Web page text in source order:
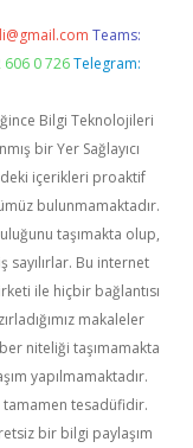
Teams:
0 726 Telegram:
Bilgi Teknolojileri
bir Yer Sağlayıcı
içerikleri proaktif
bulunmamaktadır.
taşımakta olup,
Bu internet
ile hiçbir bağlantısı
makaleler
niteliği taşımamakta
yapılmamaktadır.
tesadüfidir.
bir bilgi paylaşım